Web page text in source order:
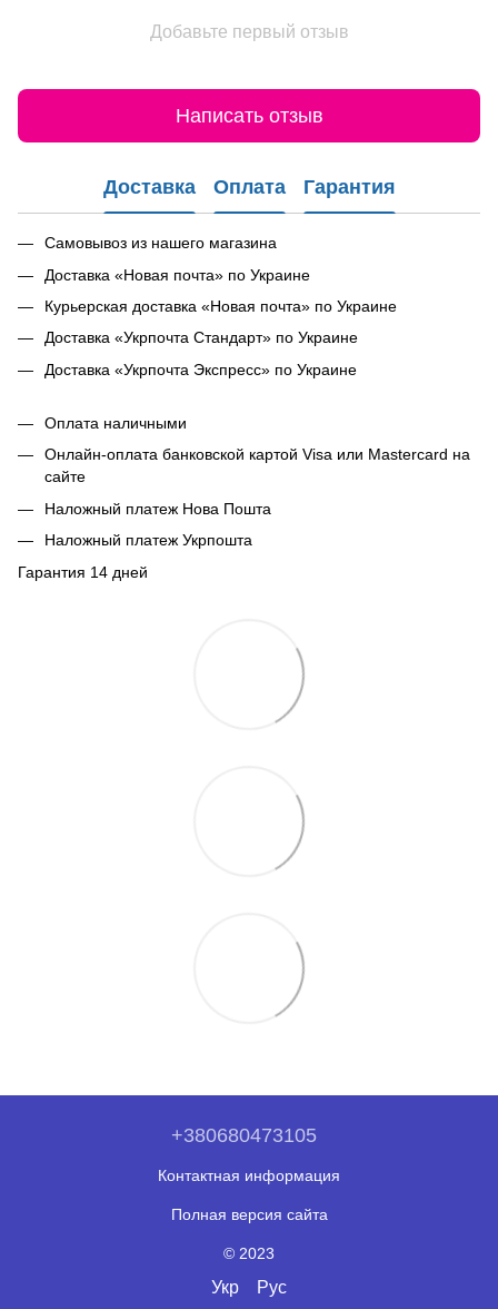
Добавьте первый отзыв
Написать отзыв
Доставка Оплата Гарантия
Самовывоз из нашего магазина
Доставка «Новая почта» по Украине
Курьерская доставка «Новая почта» по Украине
Доставка «Укрпочта Стандарт» по Украине
Доставка «Укрпочта Экспресс» по Украине
Оплата наличными
Онлайн-оплата банковской картой Visa или Mastercard на
сайте
Наложный платеж Нова Пошта
Наложный платеж Укрпошта
Гарантия 14 дней
+380680473105
Контактная информация
Полная версия сайта
© 2023
Укр Рус